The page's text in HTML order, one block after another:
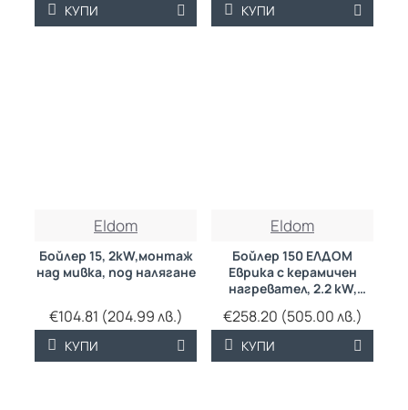
КУПИ КУПИ
Eldom
Бойлер 15, 2kW,монтаж
над мивка, под налягане
€104.81 (204.99 лв.)
КУПИ
Eldom
Бойлер 150 ЕЛДОМ
Еврика с керамичен
нагревател, 2.2 kW,
емайлиран, малък
диаметър
€258.20 (505.00 лв.)
КУПИ